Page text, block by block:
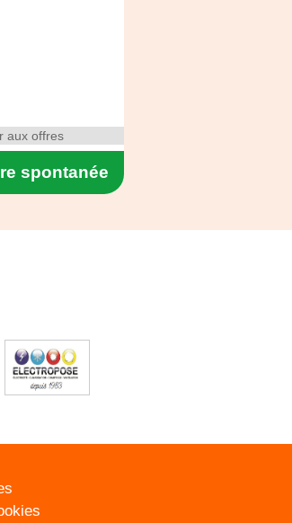
spontanée
aux offres